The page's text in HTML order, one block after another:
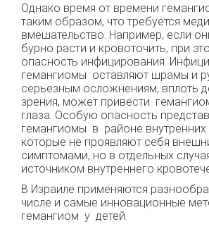
Однако время от времени
таким образом, что требуется
вмешательство. Например, если
бурно расти и кровоточить; при
опасность инфицирования.
гемангиомы оставляют шрамы и
серьезным осложнениям, вплоть
зрения, может привести
глаза. Особую опасность
гемангиомы в районе внутренних
которые не проявляют себя
симптомами, но в отдельных
источником внутреннего
В Израиле применяются
числе и самые инновационные
гемангиом у детей.